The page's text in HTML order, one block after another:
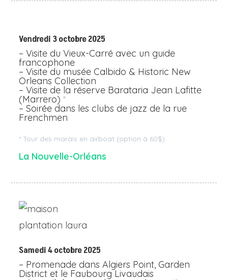
Vendredi 3 octobre 2025
– Visite du Vieux-Carré avec un guide
francophone
– Visite du musée Calbido & Historic New
Orleans Collection
– Visite de la réserve Barataria Jean Lafitte
(Marrero)*
– Soirée dans les clubs de jazz de la rue
Frenchmen
* Tour des marais en airboat (option à 60$)
La Nouvelle-Orléans
Samedi 4 octobre 2025
– Promenade dans Algiers Point, Garden
District et le Faubourg Livaudais